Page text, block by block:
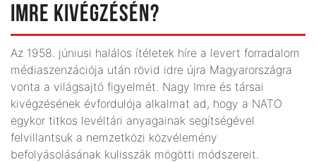
IMRE KIVÉGZÉSÉN?
Az 1958. júniusi halálos ítéletek híre a levert forradalom
médiaszenzációja után rövid idre újra Magyarországra
vonta a világsajtó figyelmét. Nagy Imre és társai
kivégzésének évfordulója alkalmat ad, hogy a NATO
egykor titkos levéltári anyagainak segítségével
felvillantsuk a nemzetközi közvélemény
befolyásolásának kulisszák mögötti módszereit.